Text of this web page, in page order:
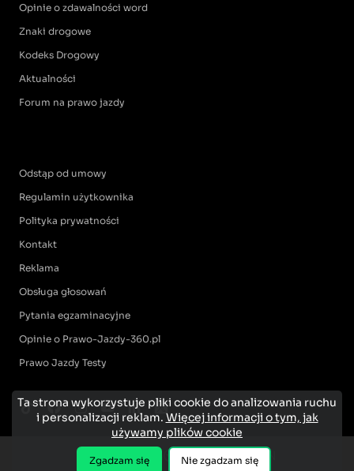
Opinie o zdawalności word
Znaki drogowe
Kodeks Drogowy
Aktualności
Forum na prawo jazdy
Odstąp od umowy
Regulamin użytkownika
Polityka prywatności
Kontakt
Reklama
Obsługa głosowań
Pytania egzaminacyjne
Opinie o Prawo-Jazdy-360.pl
Prawo Jazdy Testy
Ta strona wykorzystuje pliki cookie do analizowania ruchu
i personalizacji reklam. Więcej informacji o tym, jak
używamy plików cookie
Zgadzam się Nie zgadzam się